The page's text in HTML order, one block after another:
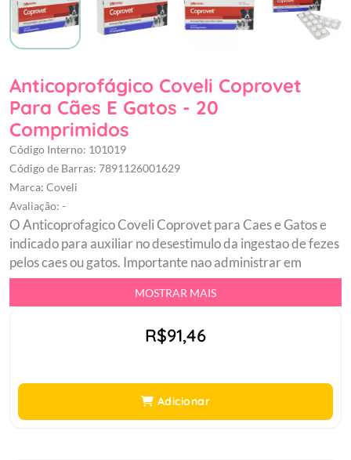
Anticoprofágico Coveli Coprovet
Para Cães E Gatos - 20
Comprimidos
Código Interno: 101019
Código de Barras: 7891126001629
Marca: Coveli
Avaliação: -
O Anticoprofagico Coveli Coprovet para Caes e Gatos e
indicado para auxiliar no desestimulo da ingestao de fezes
pelos caes ou gatos. Importante nao administrar em
filhotes com menos de oito semanas ou durante a gestacao
e lactacao. Coprovet deixa as fezes nao palataveis, por
o cao ou gato tente novamente ingeri-las e neste caso seja
colateraisbr Age na causa digestiva e/ou
comportamentalbr Unico no mercado contra coprofagia
MOSTRAR MAIS
R$91,46
Adicionar